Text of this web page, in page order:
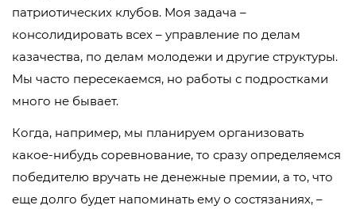
патриотических клубов. Моя задача –
консолидировать всех – управление по делам
казачества, по делам молодежи и другие структуры.
Мы часто пересекаемся, но работы с подростками
много не бывает.
Когда, например, мы планируем организовать
какое-нибудь соревнование, то сразу определяемся
победителю вручать не денежные премии, а то, что
еще долго будет напоминать ему о состязаниях, –